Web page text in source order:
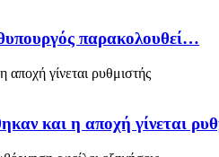
παρακολουθεί…
και η αποχή γίνεται